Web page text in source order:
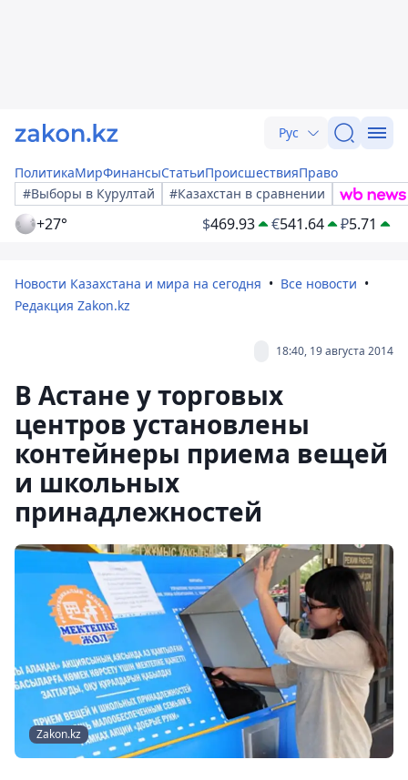
Рус
ПолитикаМирФинансыСтатьиПроисшествияПраво
#Выборы в Курултай
#Казахстан в сравнении
+27° $469.93 €541.64 ₽5.71
Новости Казахстана и мира на сегодня
Все новости
Редакция Zakon.kz
18:40, 19 августа 2014
В Астане у торговых
центров установлены
контейнеры приема вещей
и школьных
принадлежностей
Zakon.kz